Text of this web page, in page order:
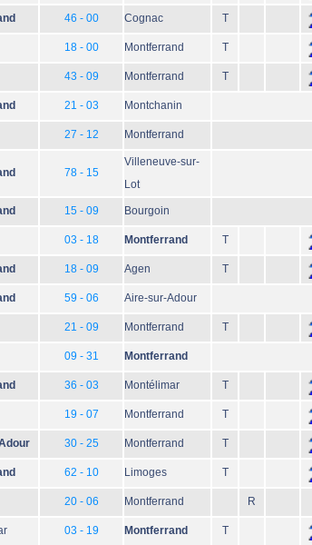
46 - 00 Cognac T
18 - 00 Montferrand T
43 - 09 Montferrand T
21 - 03 Montchanin
27 - 12 Montferrand
78 - 15
Villeneuve-sur-
Lot
15 - 09 Bourgoin
03 - 18 Montferrand T
18 - 09 Agen T
59 - 06 Aire-sur-Adour
21 - 09 Montferrand T
09 - 31 Montferrand
36 - 03 Montélimar T
19 - 07 Montferrand T
30 - 25 Montferrand T
62 - 10 Limoges T
20 - 06 Montferrand R
03 - 19 Montferrand T